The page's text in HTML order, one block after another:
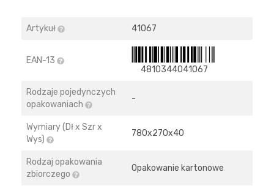
Artykuł 41067
EAN-13
4810344041067
Rodzaje pojedynczych
opakowaniach
-
Wymiary (Dł x Szr x
Wys)
780х270х40
Rodzaj opakowania
zbiorczego
Opakowanie kartonowe